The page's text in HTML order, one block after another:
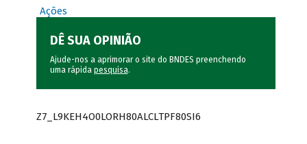
Ações
DÊ SUA OPINIÃO
Ajude-nos a aprimorar o site do BNDES preenchendo
uma rápida pesquisa.
Z7_L9KEH4O0LORH80ALCLTPF80SI6